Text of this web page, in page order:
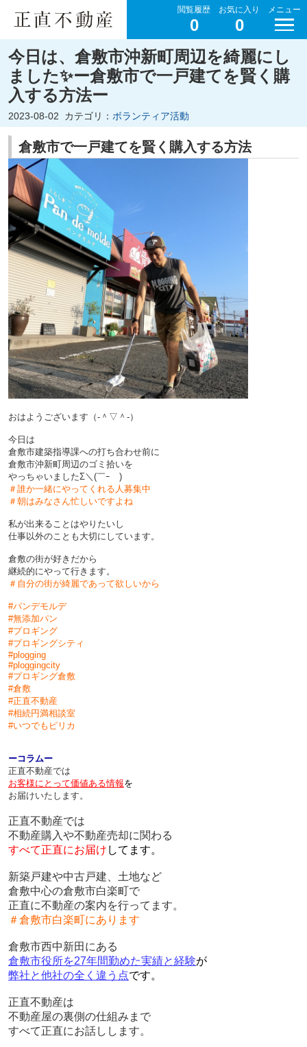
閲覧履歴
0
お気に入り
0
メニュー
今日は、倉敷市沖新町周辺を綺麗にし
ました✨ー倉敷市で一戸建てを賢く購
入する方法ー
2023-08-02 カテゴリ： ボランティア活動
倉敷市で一戸建てを賢く購入する方法
おはようございます（‐＾▽＾‐）
今日は
倉敷市建築指導課への打ち合わせ前に
倉敷市沖新町周辺のゴミ拾いを
やっちゃいましたΣ＼(￣ｰ￣)
＃誰か一緒にやってくれる人募集中
＃朝はみなさん忙しいですよね
私が出来ることはやりたいし
仕事以外のことも大切にしています。
倉敷の街が好きだから
継続的にやって行きます。
＃自分の街が綺麗であって欲しいから
#パンデモルデ
#無添加パン
#プロギング
#プロギングシティ
#plogging
#ploggingcity
#プロギング倉敷
#倉敷
#正直不動産
#相続円満相談室
#いつでもピリカ
ーコラムー
正直不動産では
お客様にとって価値ある情報を
お届けいたします。
正直不動産では
不動産購入や不動産売却に関わる
すべて正直にお届け してます。
新築戸建や中古戸建、土地など
倉敷中心の倉敷市白楽町で
正直に不動産の案内を行ってます。
＃倉敷市白楽町にあります
倉敷市西中新田にある
倉敷市役所を27年間勤めた実績と経験が
弊社と他社の全く違う点です。
正直不動産は
不動産屋の裏側の仕組みまで
すべて正直にお話しします。